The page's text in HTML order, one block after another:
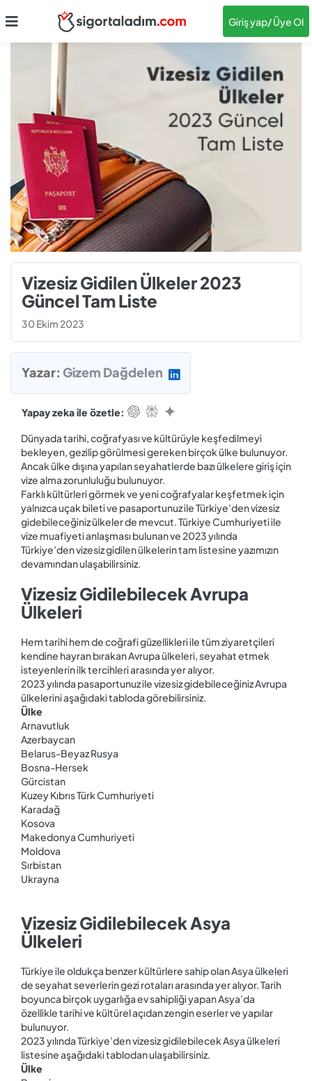
Giriş yap/ Üye Ol
Vizesiz Gidilen Ülkeler 2023
Güncel Tam Liste
30 Ekim 2023
Yazar: Gizem Dağdelen
Yapay zeka ile özetle:
Dünyada tarihi, coğrafyası ve kültürüyle keşfedilmeyi
bekleyen, gezilip görülmesi gereken birçok ülke bulunuyor.
Ancak ülke dışına yapılan seyahatlerde bazı ülkelere giriş için
vize alma zorunluluğu bulunuyor.
Farklı kültürleri görmek ve yeni coğrafyalar keşfetmek için
yalnızca uçak bileti ve pasaportunuz ile Türkiye’den vizesiz
gidebileceğiniz ülkeler de mevcut. Türkiye Cumhuriyeti ile
vize muafiyeti anlaşması bulunan ve 2023 yılında
Türkiye’den vizesiz gidilen ülkelerin tam listesine yazımızın
devamından ulaşabilirsiniz.
Vizesiz Gidilebilecek Avrupa
Ülkeleri
Hem tarihi hem de coğrafi güzellikleri ile tüm ziyaretçileri
kendine hayran bırakan Avrupa ülkeleri, seyahat etmek
isteyenlerin ilk tercihleri arasında yer alıyor.
2023 yılında pasaportunuz ile vizesiz gidebileceğiniz Avrupa
ülkelerini aşağıdaki tabloda görebilirsiniz.
Ülke
Arnavutluk
Azerbaycan
Belarus-Beyaz Rusya
Bosna-Hersek
Gürcistan
Kuzey Kıbrıs Türk Cumhuriyeti
Karadağ
Kosova
Makedonya Cumhuriyeti
Moldova
Sırbistan
Ukrayna
Vizesiz Gidilebilecek Asya
Ülkeleri
Türkiye ile oldukça benzer kültürlere sahip olan Asya ülkeleri
de seyahat severlerin gezi rotaları arasında yer alıyor. Tarih
boyunca birçok uygarlığa ev sahipliği yapan Asya’da
özellikle tarihi ve kültürel açıdan zengin eserler ve yapılar
bulunuyor.
2023 yılında Türkiye’den vizesiz gidilebilecek Asya ülkeleri
listesine aşağıdaki tablodan ulaşabilirsiniz.
Ülke